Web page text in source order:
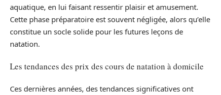
aquatique, en lui faisant ressentir plaisir et amusement.
Cette phase préparatoire est souvent négligée, alors qu’elle
constitue un socle solide pour les futures leçons de
natation.
Les tendances des prix des cours de natation à domicile
Ces dernières années, des tendances significatives ont